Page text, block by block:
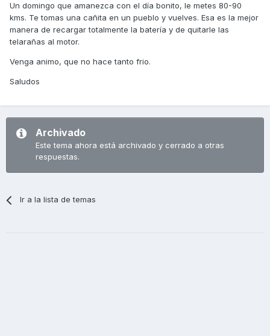
Un domingo que amanezca con el día bonito, le metes 80-90
kms. Te tomas una cañita en un pueblo y vuelves. Esa es la mejor
manera de recargar totalmente la batería y de quitarle las
telarañas al motor.
Venga animo, que no hace tanto frio.
Saludos
Archivado
Este tema ahora está archivado y cerrado a otras
respuestas.
Ir a la lista de temas